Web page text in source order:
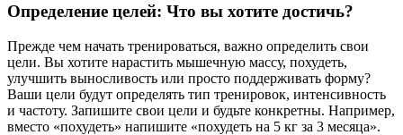
Определение целей: Что вы хотите достичь?
Прежде чем начать тренироваться, важно определить свои
цели. Вы хотите нарастить мышечную массу, похудеть,
улучшить выносливость или просто поддерживать форму?
Ваши цели будут определять тип тренировок, интенсивность
и частоту. Запишите свои цели и будьте конкретны. Например,
вместо «похудеть» напишите «похудеть на 5 кг за 3 месяца».